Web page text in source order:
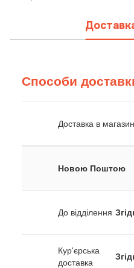
Способи
Доставка в
Новою Поштою
До відділення
Кур'єрська
доставка